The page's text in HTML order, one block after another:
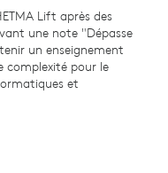
Lift après des
une note "Dépasse
un enseignement
complexité pour le
et